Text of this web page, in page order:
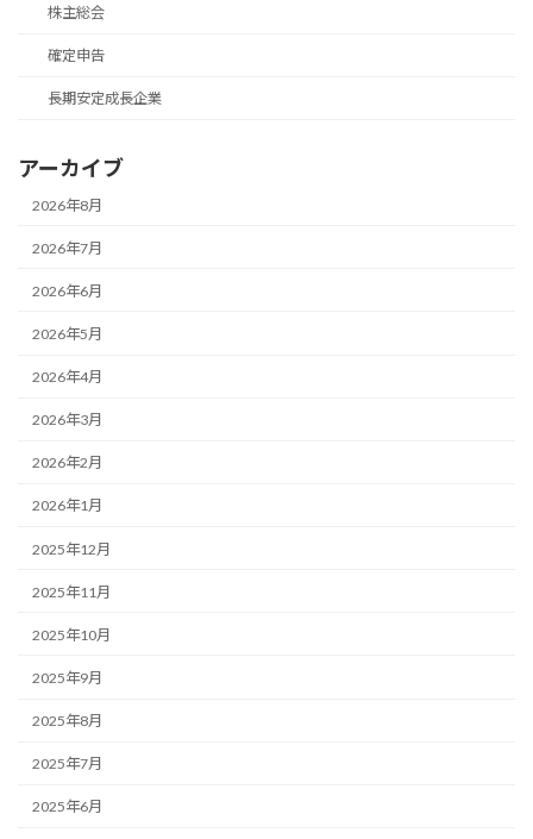
株主総会
確定申告
長期安定成長企業
アーカイブ
2026年8月
2026年7月
2026年6月
2026年5月
2026年4月
2026年3月
2026年2月
2026年1月
2025年12月
2025年11月
2025年10月
2025年9月
2025年8月
2025年7月
2025年6月